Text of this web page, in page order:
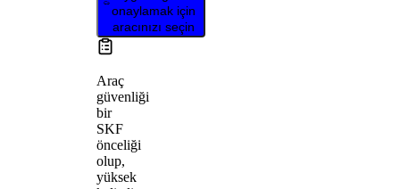
onaylamak için
aracınızı seçin
Araç
güvenliği
bir
SKF
önceliği
olup,
yüksek